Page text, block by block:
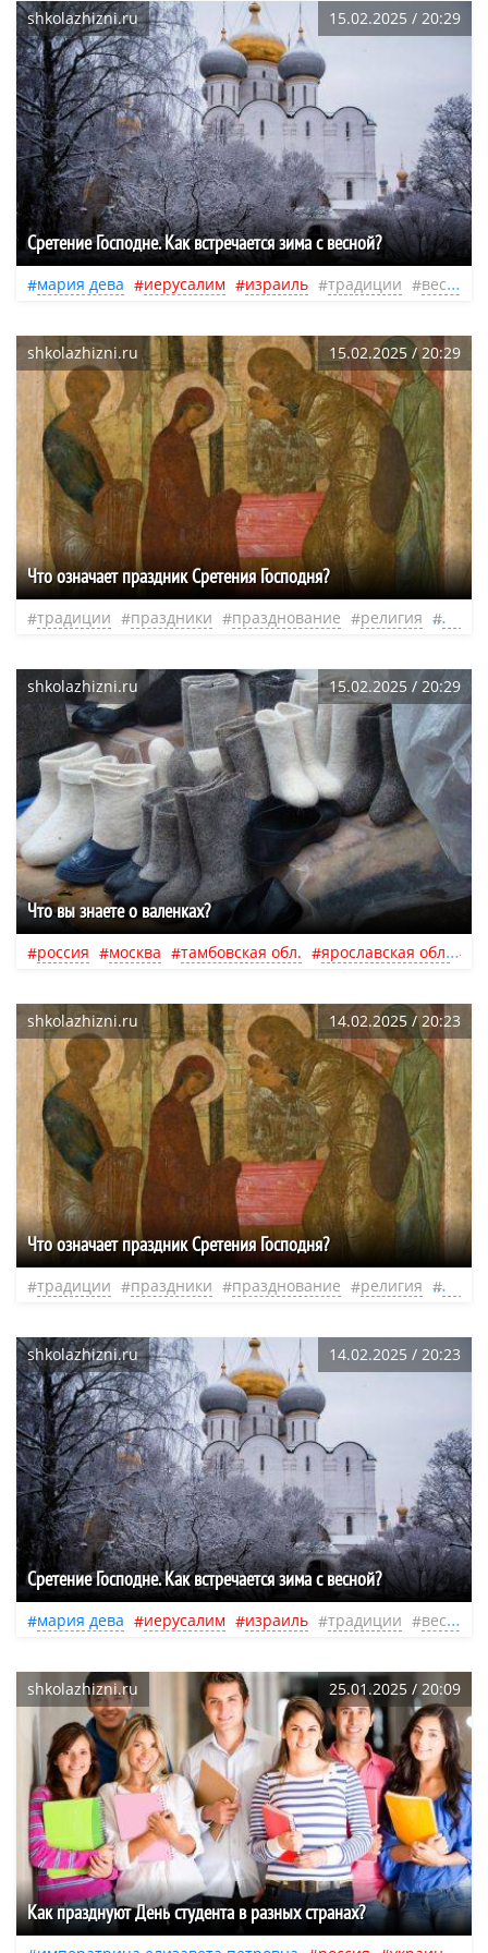
shkolazhizni.ru 15.02.2025 / 20:29
Сретение Господне. Как встречается зима с весной?
мария дева иерусалим израиль традиции весна
shkolazhizni.ru 15.02.2025 / 20:29
Что означает праздник Сретения Господня?
традиции праздники празднование религия
shkolazhizni.ru 15.02.2025 / 20:29
Что вы знаете о валенках?
россия москва тамбовская обл. ярославская обл.
shkolazhizni.ru 14.02.2025 / 20:23
Что означает праздник Сретения Господня?
традиции праздники празднование религия
shkolazhizni.ru 14.02.2025 / 20:23
Сретение Господне. Как встречается зима с весной?
мария дева иерусалим израиль традиции весна
shkolazhizni.ru 25.01.2025 / 20:09
Как празднуют День студента в разных странах?